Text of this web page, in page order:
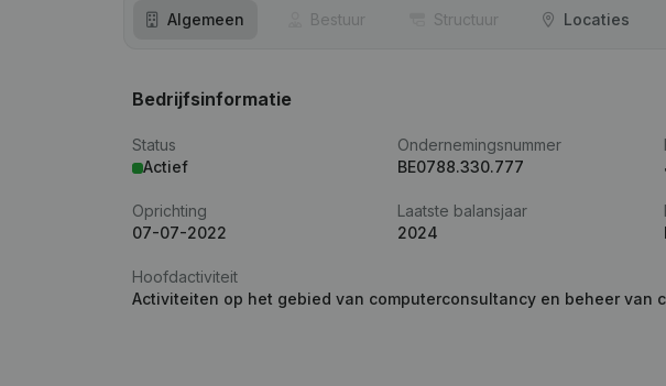
Algemeen Bestuur Structuur Locaties
Bedrijfsinformatie
Status
Actief
Ondernemingsnummer
BE0788.330.777
Oprichting
07-07-2022
Laatste balansjaar
2024
Hoofdactiviteit
Activiteiten op het gebied van computerconsultancy en beheer van